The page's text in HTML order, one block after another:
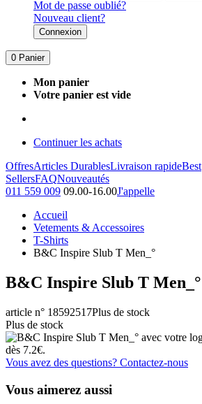
Mot de passe oublié?
Nouveau client?
Connexion
0 Panier
Mon panier
Votre panier est vide
Continuer les achats
OffresArticles DurablesLivraison rapideBest
SellersFAQNouveautés
011 559 009 09.00-16.00J'appelle
Accueil
Vetements & Accessoires
T-Shirts
B&C Inspire Slub T Men_°
B&C Inspire Slub T Men_°
article n° 18592517Plus de stock
Plus de stock
Vous avez des questions? Contactez-nous
Vous aimerez aussi